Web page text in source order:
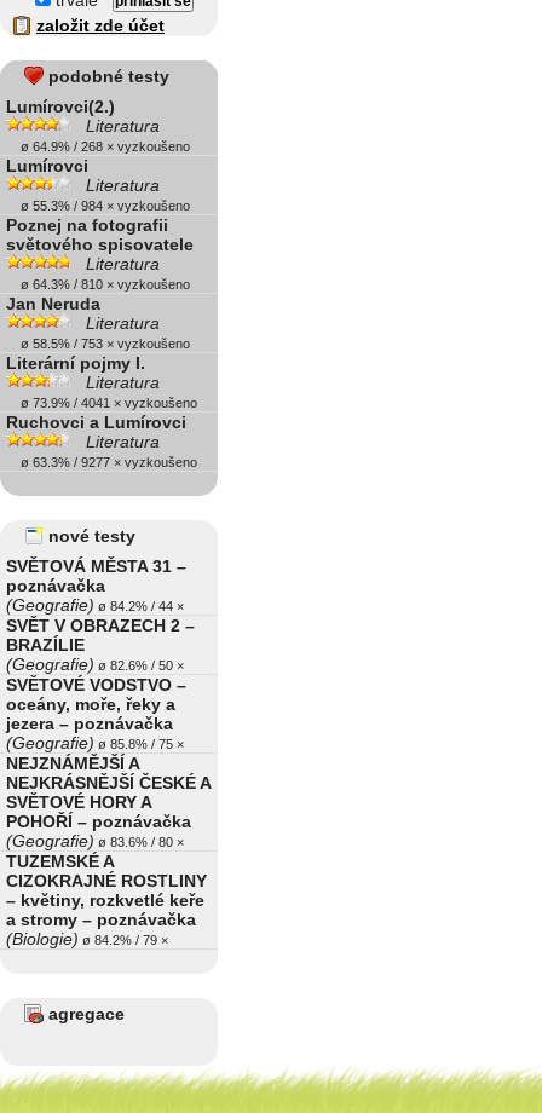
založit zde účet
podobné testy
Lumírovci(2.)
Literatura
ø 64.9% / 268 × vyzkoušeno
Lumírovci
Literatura
ø 55.3% / 984 × vyzkoušeno
Poznej na fotografii
světového spisovatele
Literatura
ø 64.3% / 810 × vyzkoušeno
Jan Neruda
Literatura
ø 58.5% / 753 × vyzkoušeno
Literární pojmy I.
Literatura
ø 73.9% / 4041 × vyzkoušeno
Ruchovci a Lumírovci
Literatura
ø 63.3% / 9277 × vyzkoušeno
nové testy
SVĚTOVÁ MĚSTA 31 –
poznávačka
(Geografie) ø 84.2% / 44 ×
SVĚT V OBRAZECH 2 –
BRAZÍLIE
(Geografie) ø 82.6% / 50 ×
SVĚTOVÉ VODSTVO –
oceány, moře, řeky a
jezera – poznávačka
(Geografie) ø 85.8% / 75 ×
NEJZNÁMĚJŠÍ A
NEJKRÁSNĚJŠÍ ČESKÉ A
SVĚTOVÉ HORY A
POHOŘÍ – poznávačka
(Geografie) ø 83.6% / 80 ×
TUZEMSKÉ A
CIZOKRAJNÉ ROSTLINY
– květiny, rozkvetlé keře
a stromy – poznávačka
(Biologie) ø 84.2% / 79 ×
agregace